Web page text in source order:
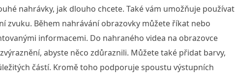
nahrávky, jak dlouho chcete. Také vám umožňuje používat
zvuku. Během nahrávání obrazovky můžete říkat nebo
informacemi. Do nahraného videa na obrazovce
abyste něco zdůraznili. Můžete také přidat barvy,
částí. Kromě toho podporuje spoustu výstupních